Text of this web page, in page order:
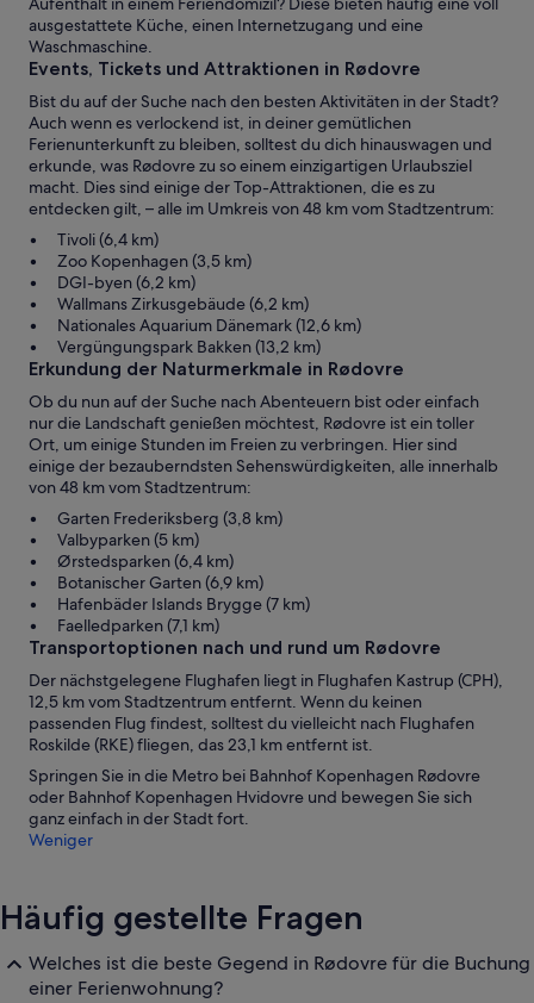
ausgestattete Küche, einen Internetzugang und eine
Waschmaschine.
Events, Tickets und Attraktionen in Rødovre
Bist du auf der Suche nach den besten Aktivitäten in der Stadt?
Auch wenn es verlockend ist, in deiner gemütlichen
Ferienunterkunft zu bleiben, solltest du dich hinauswagen und
erkunde, was Rødovre zu so einem einzigartigen Urlaubsziel
macht. Dies sind einige der Top-Attraktionen, die es zu
entdecken gilt, – alle im Umkreis von 48 km vom Stadtzentrum:
Tivoli (6,4 km)
Zoo Kopenhagen (3,5 km)
DGI-byen (6,2 km)
Wallmans Zirkusgebäude (6,2 km)
Nationales Aquarium Dänemark (12,6 km)
Vergüngungspark Bakken (13,2 km)
Erkundung der Naturmerkmale in Rødovre
Ob du nun auf der Suche nach Abenteuern bist oder einfach
nur die Landschaft genießen möchtest, Rødovre ist ein toller
Ort, um einige Stunden im Freien zu verbringen. Hier sind
einige der bezauberndsten Sehenswürdigkeiten, alle innerhalb
von 48 km vom Stadtzentrum:
Garten Frederiksberg (3,8 km)
Valbyparken (5 km)
Ørstedsparken (6,4 km)
Botanischer Garten (6,9 km)
Hafenbäder Islands Brygge (7 km)
Faelledparken (7,1 km)
Transportoptionen nach und rund um Rødovre
Der nächstgelegene Flughafen liegt in Flughafen Kastrup (CPH),
12,5 km vom Stadtzentrum entfernt. Wenn du keinen
passenden Flug findest, solltest du vielleicht nach Flughafen
Roskilde (RKE) fliegen, das 23,1 km entfernt ist.
Springen Sie in die Metro bei Bahnhof Kopenhagen Rødovre
oder Bahnhof Kopenhagen Hvidovre und bewegen Sie sich
ganz einfach in der Stadt fort.
Weniger
Häufig gestellte Fragen
Welches ist die beste Gegend in Rødovre für die Buchung
einer Ferienwohnung?